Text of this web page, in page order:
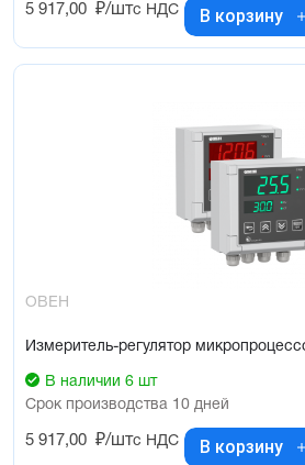
5 917,00 ₽/штс НДС В корзину
ОВЕН
Измеритель-регулятор
В наличии 6 шт
Срок производства 10 дней
5 917,00 ₽/штс НДС В корзину